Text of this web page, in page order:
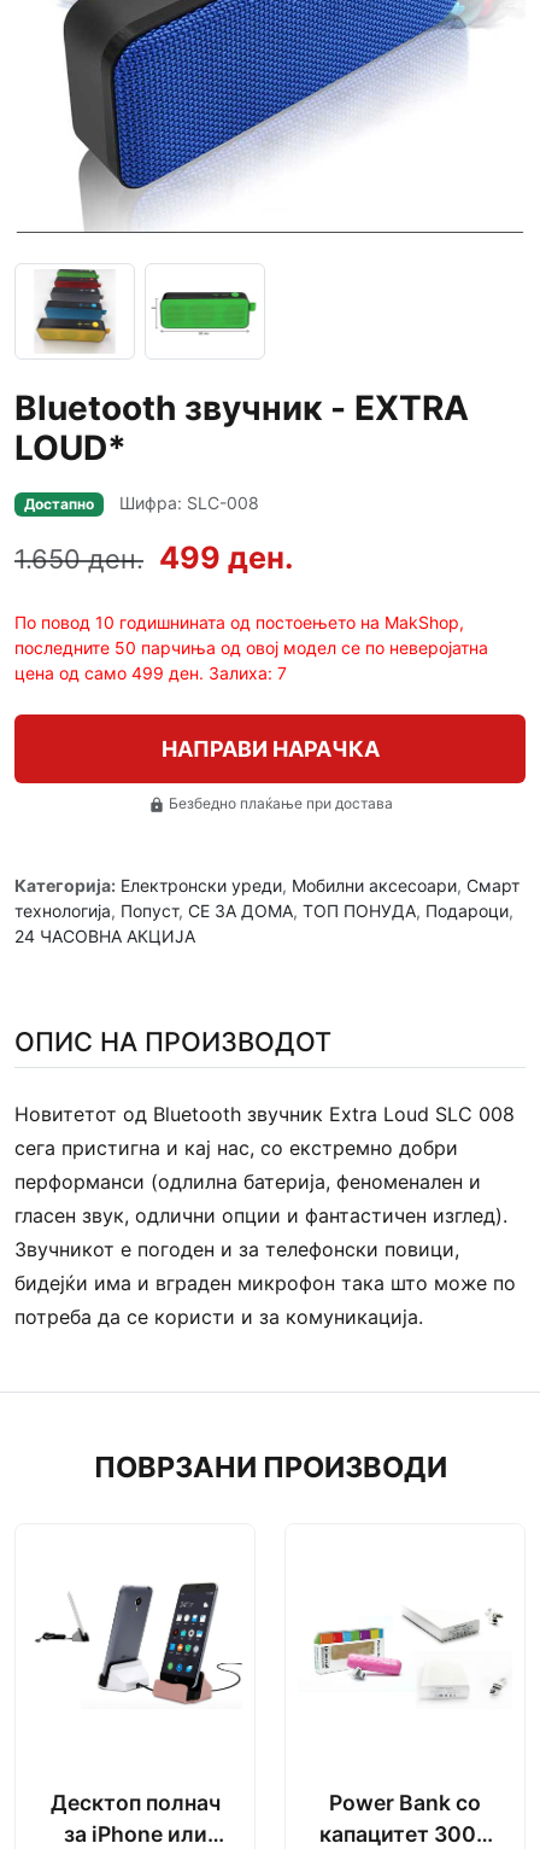
Bluetooth звучник - EXTRA
LOUD*
Достапно Шифра: SLC-008
1.650 ден. 499 ден.
По повод 10 годишнината од постоењето на MakShop,
последните 50 парчиња од овој модел се по неверојатна
цена од само 499 ден. Залиха: 7
НАПРАВИ НАРАЧКА
lock Безбедно плаќање при достава
Категорија: Електронски уреди, Мобилни аксесоари, Смарт
технологија, Попуст, СЕ ЗА ДОМА, ТОП ПОНУДА, Подароци,
24 ЧАСОВНА АКЦИЈА
ОПИС НА ПРОИЗВОДОТ
Новитетот од Bluetooth звучник Extra Loud SLC 008
сега пристигна и кај нас, со екстремно добри
перформанси (одлилна батерија, феноменален и
гласен звук, одлични опции и фантастичен изглед).
Звучникот е погоден и за телефонски повици,
бидејќи има и вграден микрофон така што може по
потреба да се користи и за комуникација.
ПОВРЗАНИ ПРОИЗВОДИ
Десктоп полнач
за iPhone или
Power Bank со
капацитет 3000